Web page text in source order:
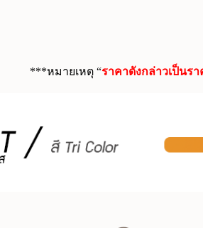
***หมายเหตุ “ราคาดังกล่าวเป็นร